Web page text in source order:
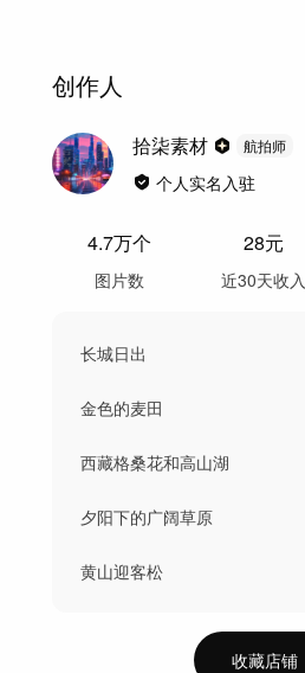
创作人
拾柒素材 航拍师
个人实名入驻
4.7万个
图片数
28元
近30天收入
长城日出
金色的麦田
西藏格桑花和高山湖
夕阳下的广阔草原
黄山迎客松
收藏店铺